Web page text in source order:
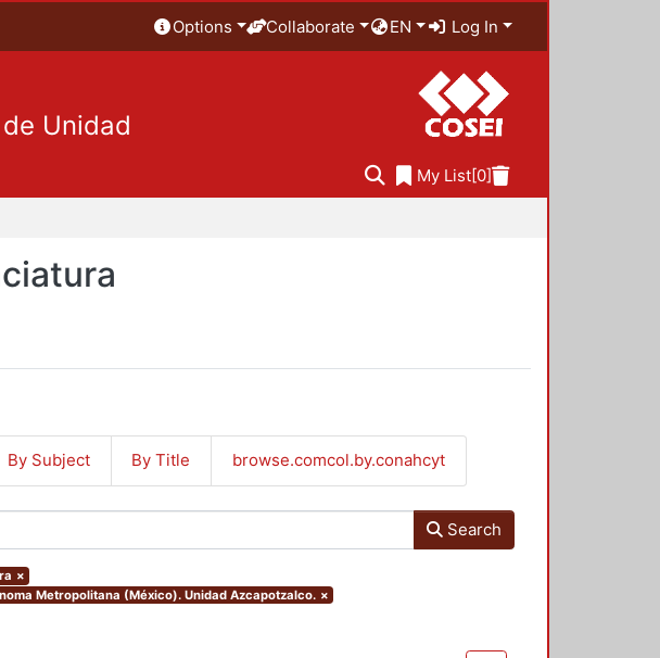
Options Collaborate EN Log In
Unidad
My List[0]
By Subject By Title browse.comcol.by.conahcyt
Search
×
Metropolitana (México). Unidad Azcapotzalco. ×